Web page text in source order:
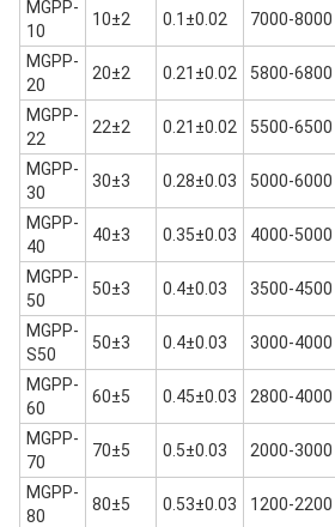
MGPP-
10
10±2 0.1±0.02 7000-8000
MGPP-
20
20±2 0.21±0.02 5800-6800
MGPP-
22
22±2 0.21±0.02 5500-6500
MGPP-
30
30±3 0.28±0.03 5000-6000
MGPP-
40
40±3 0.35±0.03 4000-5000
MGPP-
50
50±3 0.4±0.03 3500-4500
MGPP-
S50
50±3 0.4±0.03 3000-4000
MGPP-
60
60±5 0.45±0.03 2800-4000
MGPP-
70
70±5 0.5±0.03 2000-3000
MGPP-
80
80±5 0.53±0.03 1200-2200